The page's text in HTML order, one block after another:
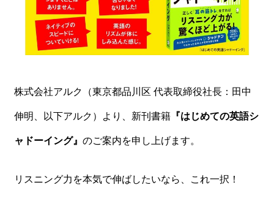
株式会社アルク（東京都品川区 代表取締役社長：田中
伸明、以下アルク）より、新刊書籍『はじめての英語シ
ャドーイング』 のご案内を申し上げます。
リスニング力を本気で伸ばしたいなら、これ一択！